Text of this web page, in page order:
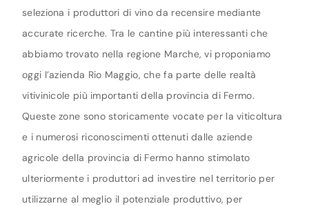
seleziona i produttori di vino da recensire mediante
accurate ricerche. Tra le cantine più interessanti che
abbiamo trovato nella regione Marche, vi proponiamo
oggi l’azienda Rio Maggio, che fa parte delle realtà
vitivinicole più importanti della provincia di Fermo.
Queste zone sono storicamente vocate per la viticoltura
e i numerosi riconoscimenti ottenuti dalle aziende
agricole della provincia di Fermo hanno stimolato
ulteriormente i produttori ad investire nel territorio per
utilizzarne al meglio il potenziale produttivo, per